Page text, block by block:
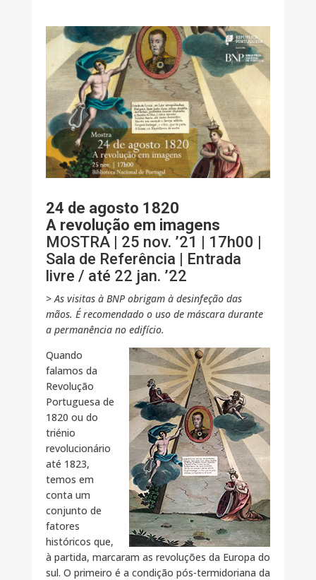
24 de agosto 1820
A revolução em imagens
MOSTRA | 25 nov. ’21 | 17h00 |
Sala de Referência | Entrada
livre / até 22 jan. ’22
> As visitas à BNP obrigam à desinfeção das
mãos. É recomendado o uso de máscara durante
a permanência no edifício.
Quando
falamos da
Revolução
Portuguesa de
1820 ou do
triénio
revolucionário
até 1823,
temos em
conta um
conjunto de
fatores
históricos que,
à partida, marcaram as revoluções da Europa do
sul. O primeiro é a condição pós-termidoriana da